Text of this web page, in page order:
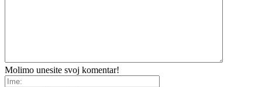
Molimo unesite svoj komentar!